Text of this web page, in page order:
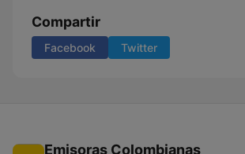
Compartir
Facebook Twitter
Emisoras Colombianas